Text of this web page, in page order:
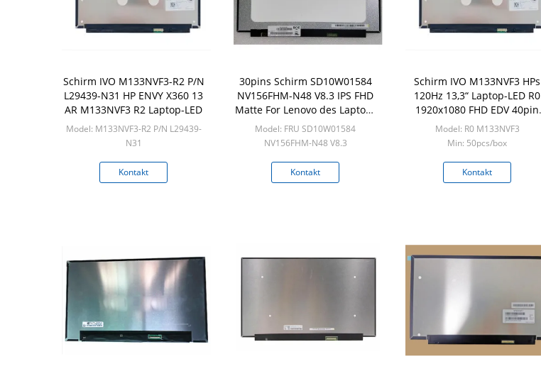
Schirm IVO M133NVF3-R2 P/N
L29439-N31 HP ENVY X360 13
AR M133NVF3 R2 Laptop-LED
Model: M133NVF3-R2 P/N L29439-
N31
Kontakt
30pins Schirm SD10W01584
NV156FHM-N48 V8.3 IPS FHD
Matte For Lenovo des Laptop-
LED FRU
Model: FRU SD10W01584
NV156FHM-N48 V8.3
Kontakt
Schirm IVO M133NVF3 HPs
120Hz 13,3“ Laptop-LED R0
1920x1080 FHD EDV 40pin
NON-TOUCH
Model: R0 M133NVF3
Min: 50pcs/box
Kontakt